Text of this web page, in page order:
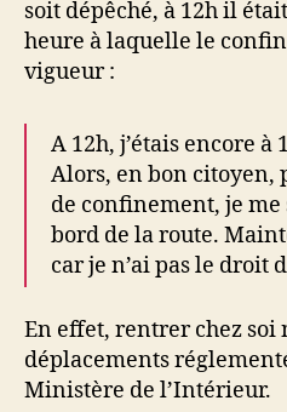
soit dépêché, à 12h il
heure à laquelle le
vigueur :
A 12h, j’étais encore à
Alors, en bon citoyen,
de confinement, je me
bord de la route.
car je n’ai pas le droit
En effet, rentrer chez soi
déplacements
Ministère de l’Intérieur.